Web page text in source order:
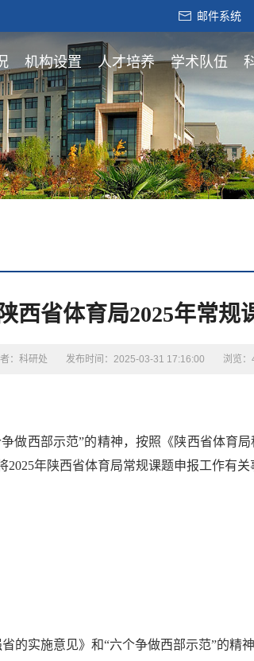
邮件系统
机构设置 人才培养 学术队伍
西省体育局2025年常规
：科研处 发布时间：2025-03-31 17:16:00 浏览：
做西部示范”的精神，按照《陕西省体育
2025年陕西省体育局常规课题申报工作有关
的实施意见》和“六个争做西部示范”的精